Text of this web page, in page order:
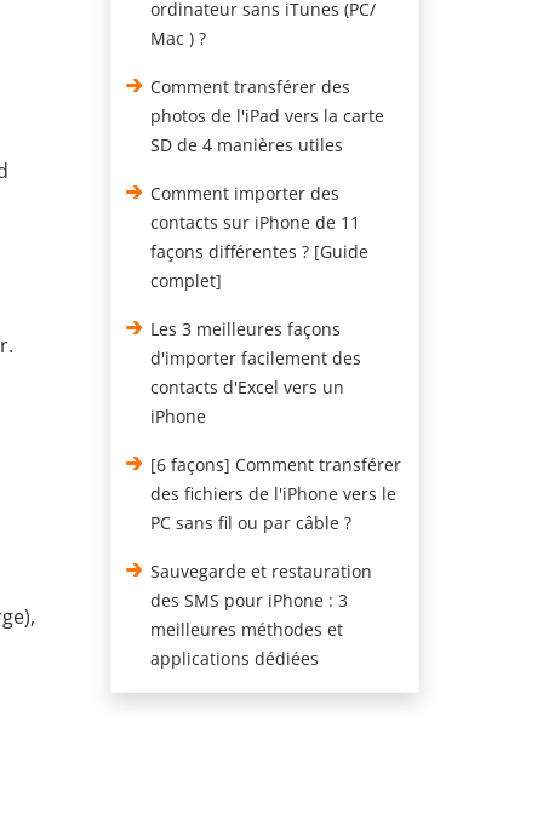
ordinateur sans iTunes (PC/
Mac ) ?
Comment transférer des
photos de l'iPad vers la carte
SD de 4 manières utiles
Comment importer des
contacts sur iPhone de 11
façons différentes ? [Guide
complet]
Les 3 meilleures façons
d'importer facilement des
contacts d'Excel vers un
iPhone
[6 façons] Comment transférer
des fichiers de l'iPhone vers le
PC sans fil ou par câble ?
Sauvegarde et restauration
des SMS pour iPhone : 3
meilleures méthodes et
applications dédiées